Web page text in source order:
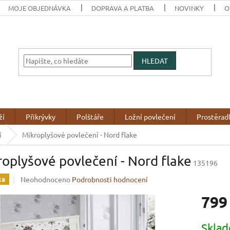
MOJE OBJEDNÁVKA DOPRAVA A PLATBA NOVINKY O
HLEDAT
Přikrývky Polštáře Ložní povlečení
Mikroplyšové povlečení - Nord flake
povlečení - Nord flake 135196
Průměrné
produktu
je
z
Neohodnoceno Podrobnosti hodnocení